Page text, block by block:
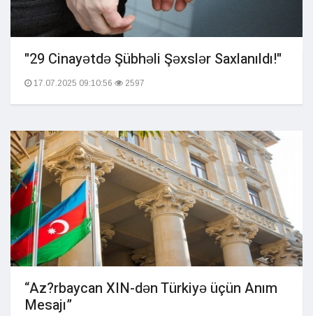
"29 Cinayətdə Şübhəli Şəxslər Saxlanıldı!"
17.07.2025 09:10:56 2597
“Az?rbaycan XIN-dən Türkiyə üçün Anım
Mesajı”